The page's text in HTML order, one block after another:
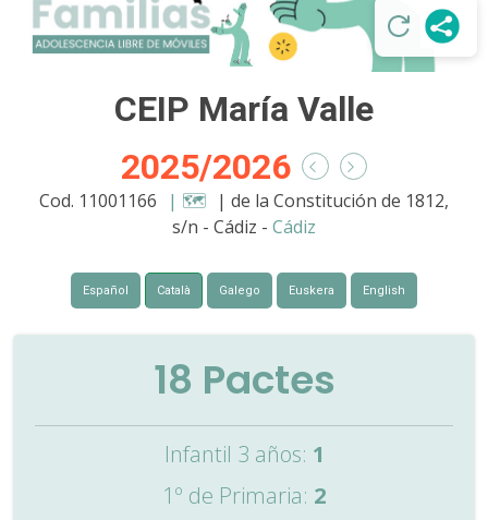
CEIP María Valle
2025/2026
Cod. 11001166 | 🗺️ | de la Constitución de 1812,
s/n - Cádiz - Cádiz
Español Català Galego Euskera English
18 Pactes
Infantil 3 años: 1
1º de Primaria: 2